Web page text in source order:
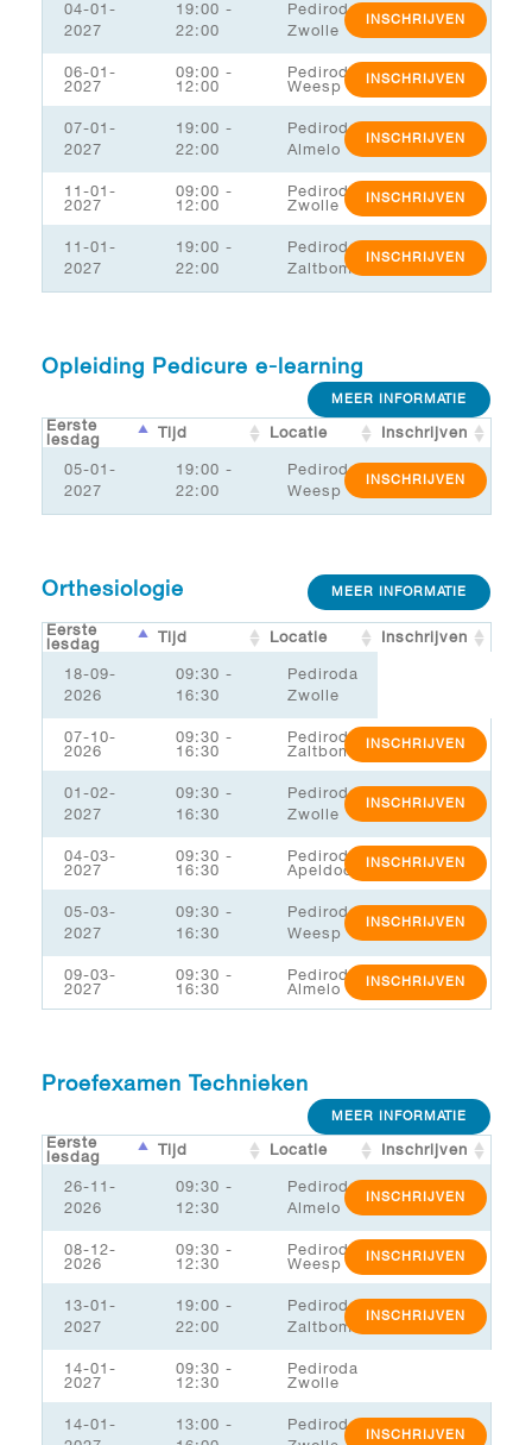
04-01-
2027
19:00 -
22:00
Pediroda
Zwolle
INSCHRIJVEN
06-01-
2027
09:00 -
12:00
Pediroda
Weesp
INSCHRIJVEN
07-01-
2027
19:00 -
22:00
Pediroda
Almelo
INSCHRIJVEN
11-01-
2027
09:00 -
12:00
Pediroda
Zwolle
INSCHRIJVEN
11-01-
2027
19:00 -
22:00
Pediroda
Zaltbommel/MSK
INSCHRIJVEN
Opleiding Pedicure e-learning
MEER INFORMATIE
Eerste
lesdag
Tijd Locatie Inschrijven
05-01-
2027
19:00 -
22:00
Pediroda
Weesp
INSCHRIJVEN
Orthesiologie MEER INFORMATIE
Eerste
lesdag
Tijd Locatie Inschrijven
18-09-
2026
09:30 -
16:30
Pediroda
Zwolle
07-10-
2026
09:30 -
16:30
Pediroda
Zaltbommel/MSK
INSCHRIJVEN
01-02-
2027
09:30 -
16:30
Pediroda
Zwolle
INSCHRIJVEN
04-03-
2027
09:30 -
16:30
Pediroda
Apeldoorn INSCHRIJVEN
05-03-
2027
09:30 -
16:30
Pediroda
Weesp
INSCHRIJVEN
09-03-
2027
09:30 -
16:30
Pediroda
Almelo
INSCHRIJVEN
Proefexamen Technieken
MEER INFORMATIE
Eerste
lesdag
Tijd Locatie Inschrijven
26-11-
2026
09:30 -
12:30
Pediroda
Almelo
INSCHRIJVEN
08-12-
2026
09:30 -
12:30
Pediroda
Weesp
INSCHRIJVEN
13-01-
2027
19:00 -
22:00
Pediroda
Zaltbommel/MSK
INSCHRIJVEN
14-01-
2027
09:30 -
12:30
Pediroda
Zwolle
14-01-
13:00 -
Pediroda
INSCHRIJVEN